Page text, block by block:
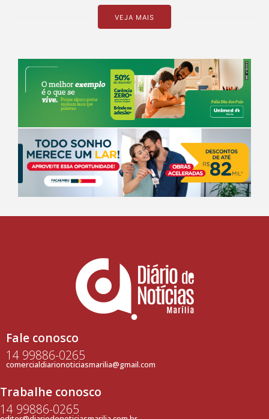
VEJA MAIS
Fale conosco
14 99886-0265
comercialdiarionoticiasmarilia@gmail.com
Trabalhe conosco
14 99886-0265